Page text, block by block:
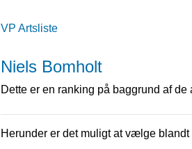
VP Artsliste
Niels Bomholt
Dette er en ranking på baggrund af
Herunder er det muligt at vælge